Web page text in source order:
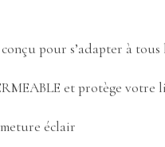
pour s’adapter à tous
et protège
éclair